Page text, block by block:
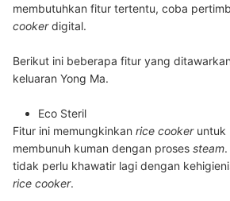
membutuhkan fitur tertentu, coba
cookerdigital.
Berikut ini beberapa fitur yang ditawarkan
keluaran Yong Ma.
Eco Steril
Fitur ini memungkinkan rice cookeruntuk
membunuh kuman dengan proses steam
tidak perlu khawatir lagi dengan
rice cooker.